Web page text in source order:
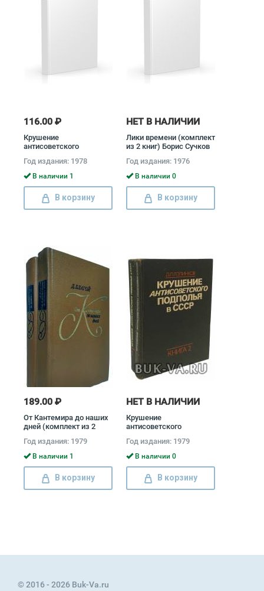
116.00 ₽
Крушение
антисоветского
(комплект из 2 книг)
Давид Голинков
Год издания: 1978
В наличии 1
В корзину
НЕТ В НАЛИЧИИ
Лики времени (комплект
из 2 книг) Борис Сучков
Год издания: 1976
В наличии 0
В корзину
189.00 ₽
От Кантемира до наших
дней (комплект из 2
Год издания: 1979
В наличии 1
В корзину
НЕТ В НАЛИЧИИ
Крушение
антисоветского
(комплект из 2 книг)
Давид Голинков
Год издания: 1979
В наличии 0
В корзину
© 2016 - 2026 Buk-Va.ru